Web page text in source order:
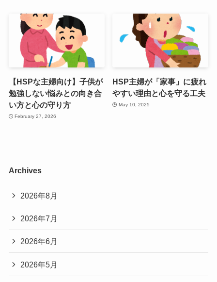
【HSPな主婦向け】子供が
勉強しない悩みとの向き合
い方と心の守り方
February 27, 2026
HSP主婦が「家事」に疲れ
やすい理由と心を守る工夫
May 10, 2025
Archives
2026年8月
2026年7月
2026年6月
2026年5月